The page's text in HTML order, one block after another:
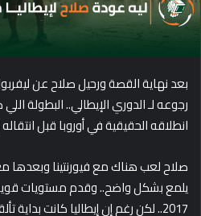
l
بعد نهاية القصة ورحيل صلاح عن
رجوعه لـ الدوري الإيطالي.. البطولة
انطلاقه الحقيقية في أوروبا قبل انتقاله
صلاح لعب هناك مع فيورنتينا وبعدها
يلمع بشكل واضح.. وقدم مستويات
2017.. لكن رغم إن إيطاليا كانت